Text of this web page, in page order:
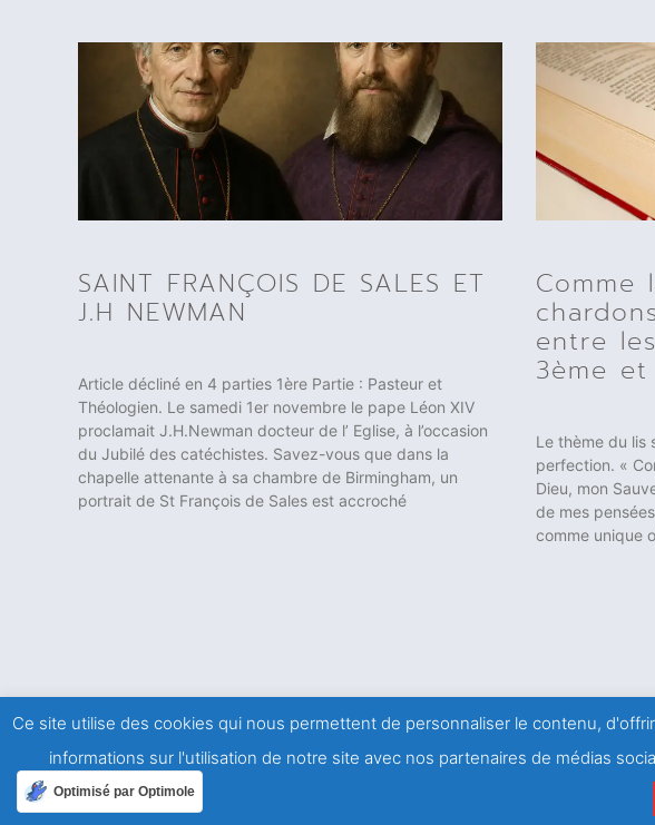
SAINT FRANÇOIS DE SALES ET
J.H NEWMAN
Article décliné en 4 parties 1ère Partie : Pasteur et
Théologien. Le samedi 1er novembre le pape Léon XIV
proclamait J.H.Newman docteur de l’ Eglise, à l’occasion
du Jubilé des catéchistes. Savez-vous que dans la
chapelle attenante à sa chambre de Birmingham, un
portrait de St François de Sales est accroché
Comme
entre
3ème
Le thème du lis
perfection. «
Dieu, mon
de mes
comme unique
Ce site utilise des cookies qui nous permettent de personnaliser le contenu,
informations sur l'utilisation de notre site avec nos partenaires de médias
Optimisé par Optimole